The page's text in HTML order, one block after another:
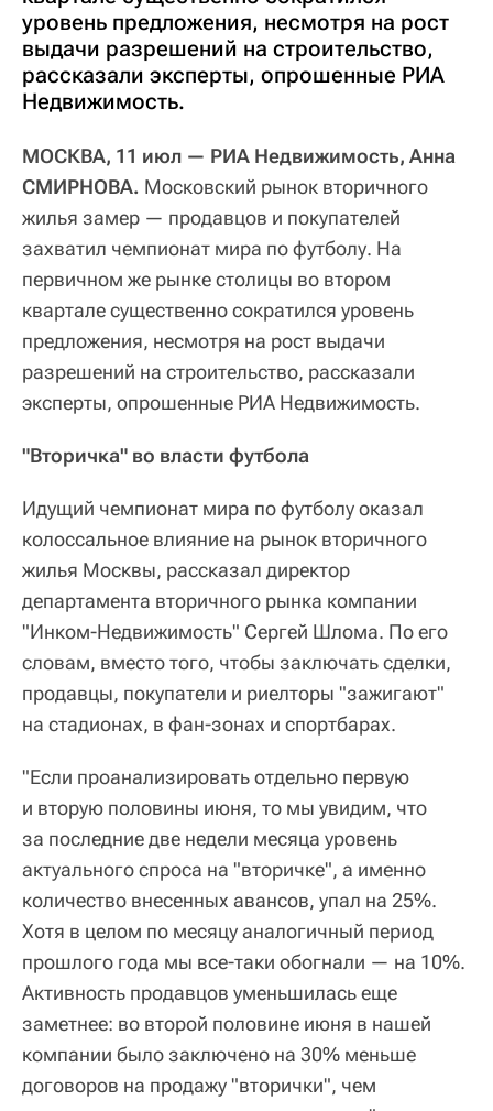
уровень предложения, несмотря на рост
выдачи разрешений на строительство,
рассказали эксперты, опрошенные РИА
Недвижимость.
МОСКВА, 11 июл — РИА Недвижимость, Анна
СМИРНОВА. Московский рынок вторичного
жилья замер — продавцов и покупателей
захватил чемпионат мира по футболу. На
первичном же рынке столицы во втором
квартале существенно сократился уровень
предложения, несмотря на рост выдачи
разрешений на строительство, рассказали
эксперты, опрошенные РИА Недвижимость.
"Вторичка" во власти футбола
Идущий чемпионат мира по футболу оказал
колоссальное влияние на рынок вторичного
жилья Москвы, рассказал директор
департамента вторичного рынка компании
"Инком-Недвижимость" Сергей Шлома. По его
словам, вместо того, чтобы заключать сделки,
продавцы, покупатели и риелторы "зажигают"
на стадионах, в фан-зонах и спортбарах.
"Если проанализировать отдельно первую
и вторую половины июня, то мы увидим, что
за последние две недели месяца уровень
актуального спроса на "вторичке", а именно
количество внесенных авансов, упал на 25%.
Хотя в целом по месяцу аналогичный период
прошлого года мы все-таки обогнали — на 10%.
Активность продавцов уменьшилась еще
заметнее: во второй половине июня в нашей
компании было заключено на 30% меньше
договоров на продажу "вторички", чем